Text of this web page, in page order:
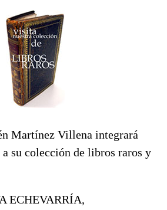
Martínez Villena integrará
su colección de libros raros y
ECHEVARRÍA,